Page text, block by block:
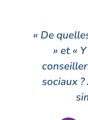
« De
» et «
sociaux